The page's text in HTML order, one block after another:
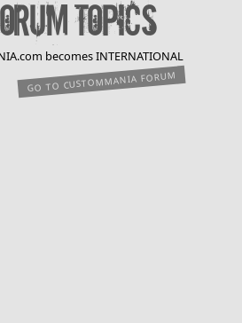
topics
becomes INTERNATIONAL
GO TO CUSTOMMANIA FORUM